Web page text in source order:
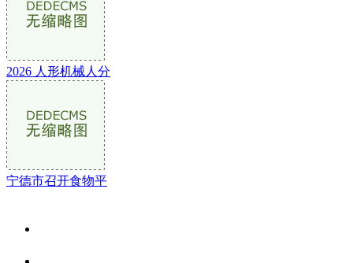
2026 人形机械人分
宁德市召开食物平